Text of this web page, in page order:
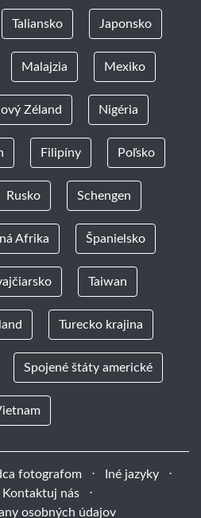
Taliansko Japonsko
Malajzia Mexiko
Zéland Nigéria
Filipíny Poľsko
Rusko Schengen
Afrika Španielsko
Taiwan
Turecko krajina
Spojené štáty americké
fotografom ⋅ Iné jazyky
⋅
Kontaktuj nás
⋅
osobných údajov